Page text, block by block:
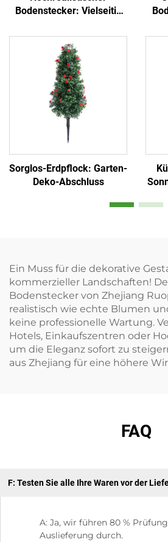
Bodenstecker: Vielseitig
gewerbliche
Landschaftsgestaltung
Sorglos-Erdpflock: Garten-
Deko-Abschluss
Ein Muss für die dekorative
kommerzieller Landschaften!
Bodenstecker von Zhejiang
realistisch wie echte Blumen
keine professionelle Wartung.
Hotels, Einkaufszentren oder
um die Eleganz sofort zu
aus Zhejiang für eine höhere
FAQ
F: Testen Sie alle Ihre Waren vor der
A: Ja, wir führen 80 %
Auslieferung durch.